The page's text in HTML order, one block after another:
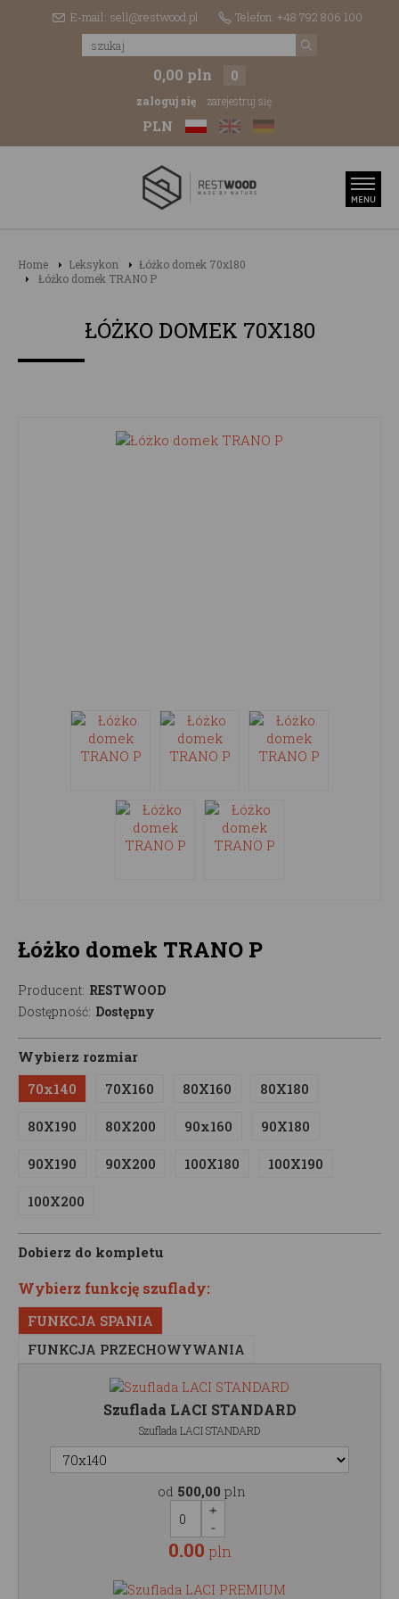
E-mail: sell@restwood.pl Telefon: +48 792 806 100
0,00 pln 0
zaloguj się zarejestruj się
PLN
Home Leksykon
Łóżko domek 70x180
Łóżko domek TRANO P
ŁÓŻKO DOMEK 70X180
Łóżko domek TRANO P
Producent: RESTWOOD
Dostępność: Dostępny
Wybierz rozmiar
70x140
70X160 80X160 80X180
80X190 80X200 90x160 90X180
90X190 90X200 100X180 100X190
100X200
Dobierz do kompletu
Wybierz funkcję szuflady:
FUNKCJA SPANIA
FUNKCJA PRZECHOWYWANIA
Szuflada LACI STANDARD
Szuflada LACI STANDARD
od 500,00 pln
0.00 pln